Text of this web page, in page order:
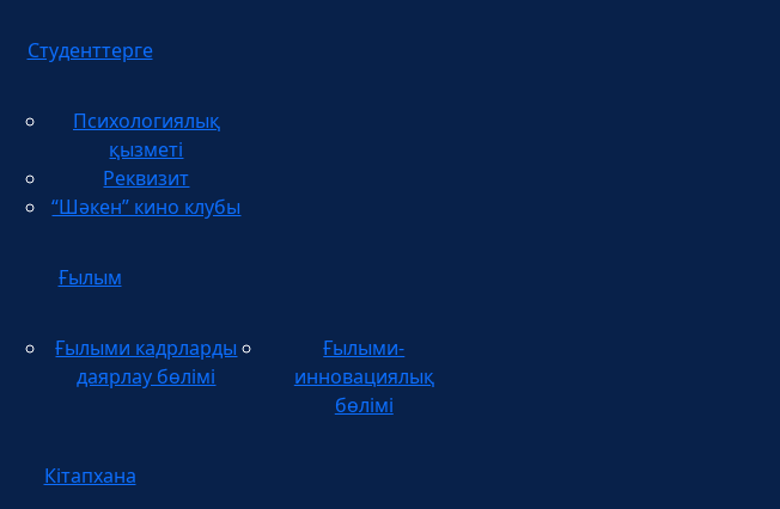
Студенттерге
Психологиялық
қызметі
Реквизит
“Шәкен” кино клубы
Ғылым
Ғылыми кадрларды
даярлау бөлімі
Ғылыми-
инновациялық
бөлімі
Кітапхана